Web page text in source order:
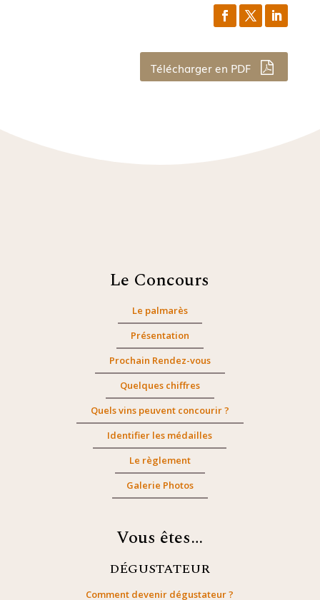
Télécharger en PDF
Le Concours
Le palmarès
Présentation
Prochain Rendez-vous
Quelques chiffres
Quels vins peuvent concourir ?
Identifier les médailles
Le règlement
Galerie Photos
Vous êtes…
DÉGUSTATEUR
Comment devenir dégustateur ?